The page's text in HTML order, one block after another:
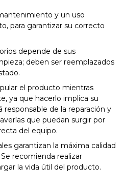
y un uso
para garantizar su correcto
depende de sus
deben ser reemplazados
el producto mientras
ya que hacerlo implica su
responsable de la reparación y
que puedan surgir por
del equipo.
garantizan la máxima calidad
recomienda realizar
la vida útil del producto.